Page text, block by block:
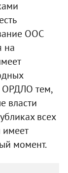
ООС
на
ОРДЛО тем,
власти
всех
момент.